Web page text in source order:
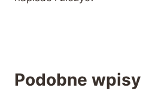
Podobne wpisy